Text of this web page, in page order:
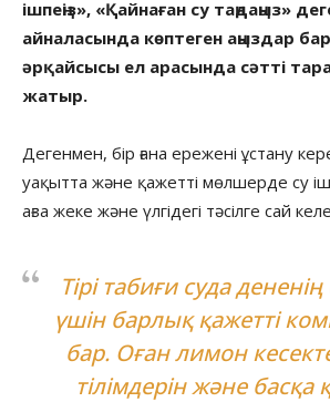
ішпеңіз», «Қайнаған су таңдаңыз»
айналасында көптеген аңыздар
әрқайсысы ел арасында сәтті
жатыр.
Дегенмен, бір ғана ережені ұстану
уақытта және қажетті мөлшерде су
ағза жеке және үлгідегі тәсілге сай
Тірі табиғи суда
үшін барлық қажетті
бар. Оған лимон
тілімдерін және басқа